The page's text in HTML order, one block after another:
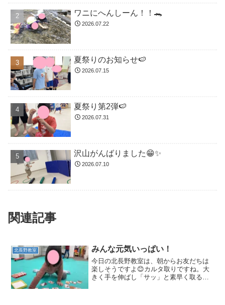
ワニにへんしーん！！🐊
2026.07.22
夏祭りのお知らせ🍉
2026.07.15
夏祭り第2弾🍉
2026.07.31
沢山がんばりました😁✨
2026.07.10
関連記事
北長野教室 みんな元気いっぱい！
今日の北長野教室は、朝からお友だちは
楽しそうですよ😊カルタ取りですね。大
きく手を伸ばし「サッ」と素早く取るこ